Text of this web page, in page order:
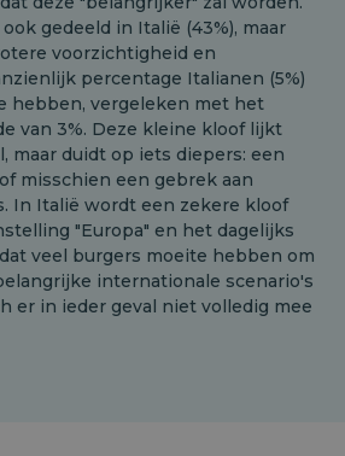
gedeeld in Italië (43%), maar
voorzichtigheid en
percentage Italianen (5%)
hebben, vergeleken met het
van 3%. Deze kleine kloof lijkt
maar duidt op iets diepers: een
misschien een gebrek aan
In Italië wordt een zekere kloof
"Europa" en het dagelijks
veel burgers moeite hebben om
internationale scenario's
er in ieder geval niet volledig mee